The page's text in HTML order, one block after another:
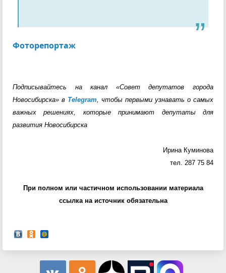
Фоторепортаж
Подписывайтесь на канал «Совет депутатов города
Новосибирска» в Telegram , чтобы первыми узнавать о самых
важных решениях, которые принимают депутаты для
развития Новосибирска
Ирина Куминова
тел. 287 75 84
При полном или частичном использовании материала
ссылка на источник обязательна